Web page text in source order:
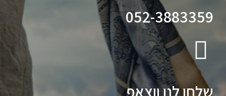
052-3883359
שלחו לנו ווצאפ